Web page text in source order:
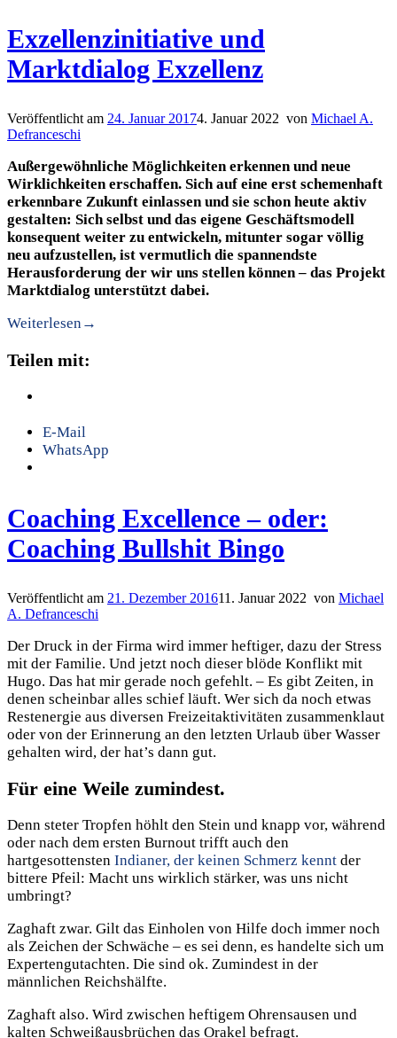
Exzellenzinitiative und
Marktdialog Exzellenz
Veröffentlicht am 24. Januar 20174. Januar 2022 von Michael A.
Defranceschi
Außergewöhnliche Möglichkeiten erkennen und neue
Wirklichkeiten erschaffen. Sich auf eine erst schemenhaft
erkennbare Zukunft einlassen und sie schon heute aktiv
gestalten: Sich selbst und das eigene Geschäftsmodell
konsequent weiter zu entwickeln, mitunter sogar völlig
neu aufzustellen, ist vermutlich die spannendste
Herausforderung der wir uns stellen können – das Projekt
Marktdialog unterstützt dabei.
Weiterlesen→
Teilen mit:
E-Mail
WhatsApp
Coaching Excellence – oder:
Coaching Bullshit Bingo
Veröffentlicht am 21. Dezember 201611. Januar 2022 von Michael
A. Defranceschi
Der Druck in der Firma wird immer heftiger, dazu der Stress
mit der Familie. Und jetzt noch dieser blöde Konflikt mit
Hugo. Das hat mir gerade noch gefehlt. – Es gibt Zeiten, in
denen scheinbar alles schief läuft. Wer sich da noch etwas
Restenergie aus diversen Freizeitaktivitäten zusammenklaut
oder von der Erinnerung an den letzten Urlaub über Wasser
gehalten wird, der hat’s dann gut.
Für eine Weile zumindest.
Denn steter Tropfen höhlt den Stein und knapp vor, während
oder nach dem ersten Burnout trifft auch den
hartgesottensten Indianer, der keinen Schmerz kennt der
bittere Pfeil: Macht uns wirklich stärker, was uns nicht
umbringt?
Zaghaft zwar. Gilt das Einholen von Hilfe doch immer noch
als Zeichen der Schwäche – es sei denn, es handelte sich um
Expertengutachten. Die sind ok. Zumindest in der
männlichen Reichshälfte.
Zaghaft also. Wird zwischen heftigem Ohrensausen und
kalten Schweißausbrüchen das Orakel befragt.